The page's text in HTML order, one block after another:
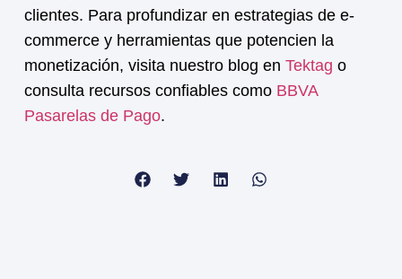
clientes. Para profundizar en estrategias de e-
commerce y herramientas que potencien la
monetización, visita nuestro blog en Tektag o
consulta recursos confiables como BBVA
Pasarelas de Pago.